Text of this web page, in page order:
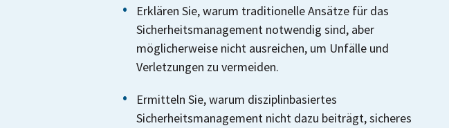
Erklären Sie, warum traditionelle Ansätze für das
Sicherheitsmanagement notwendig sind, aber
möglicherweise nicht ausreichen, um Unfälle und
Verletzungen zu vermeiden.
Ermitteln Sie, warum disziplinbasiertes
Sicherheitsmanagement nicht dazu beiträgt, sicheres